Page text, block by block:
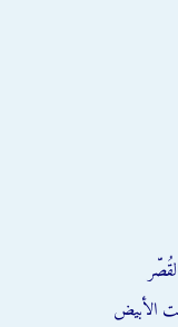
الأبيض